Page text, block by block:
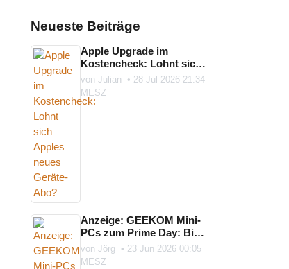
Neueste Beiträge
Apple Upgrade im
Kostencheck: Lohnt sich
Apples neues Geräte-
Abo?
von Julian • 28 Jul 2026 21:34
MESZ
Anzeige: GEEKOM Mini-
PCs zum Prime Day: Bis
zu 30 Prozent Rabatt
von Jörg • 23 Jun 2026 00:05
MESZ